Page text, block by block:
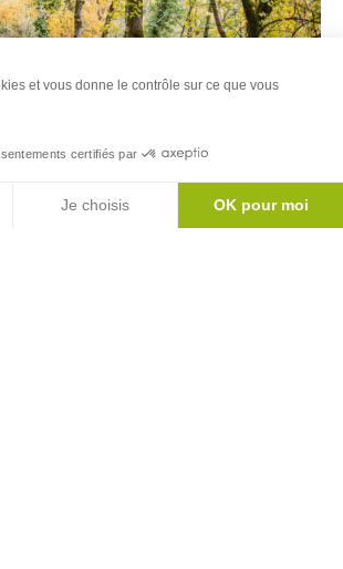
et vous donne le contrôle sur ce que vous
certifiés par
Je choisis
OK pour moi